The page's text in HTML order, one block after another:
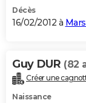
Décès
16/02/2012 à
Guy DUR (82
Créer une
Naissance